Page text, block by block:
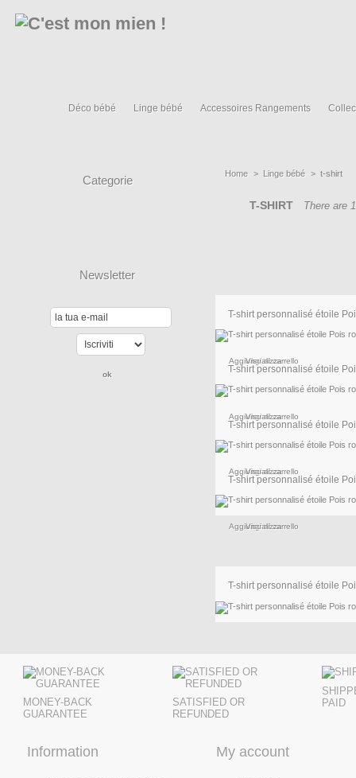
Déco bébé Linge bébé Accessoires Rangements
Categorie
Newsletter
Home > Linge bébé > t-shirt
T-SHIRT There are
T-shirt personnalisé étoile
Aggiungi al carrello
Visualizza
T-shirt personnalisé étoile
Aggiungi al carrello
Visualizza
T-shirt personnalisé étoile
Aggiungi al carrello
Visualizza
T-shirt personnalisé étoile
Aggiungi al carrello
Visualizza
T-shirt personnalisé étoile
MONEY-BACK
GUARANTEE
SATISFIED OR
REFUNDED
PAID
Information My account